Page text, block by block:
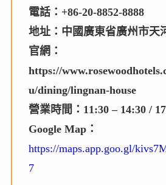
電話：+86-20-8852-8888
地址：中國廣東省廣州市天
官網：
https://
u/dining/lingnan-house
營業時間：11:30 – 14:30 /
Google Map：
https://maps.app.goo.gl/
7